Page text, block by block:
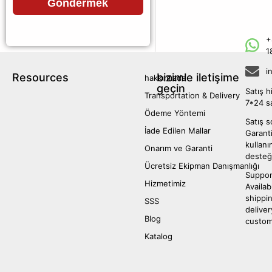
Göndermek
Resources
hakkımızda
Transportation & Delivery
Ödeme Yöntemi
İade Edilen Mallar
Onarım ve Garanti
Ücretsiz Ekipman Danışmanlığı
Hizmetimiz
SSS
Blog
Katalog
bizimle iletişime
geçin
Satış
7*24
Satış